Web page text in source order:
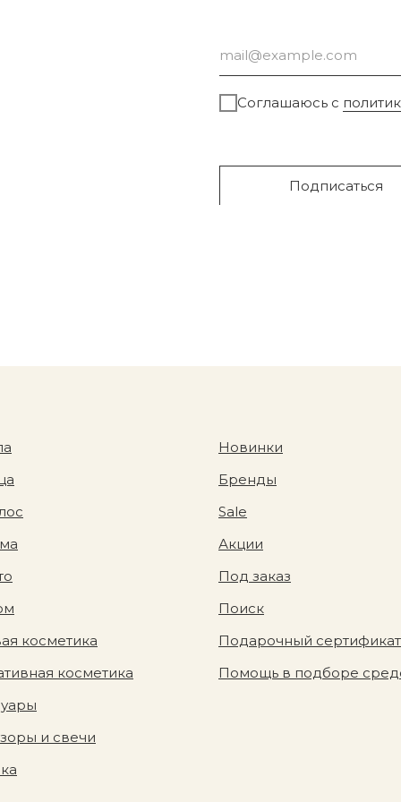
Соглашаюсь с
Подписаться
косметика
Новинки
Бренды
Sale
Акции
Под заказ
Поиск
Подарочный сертификат
Помощь в подборе
и свечи
косметика